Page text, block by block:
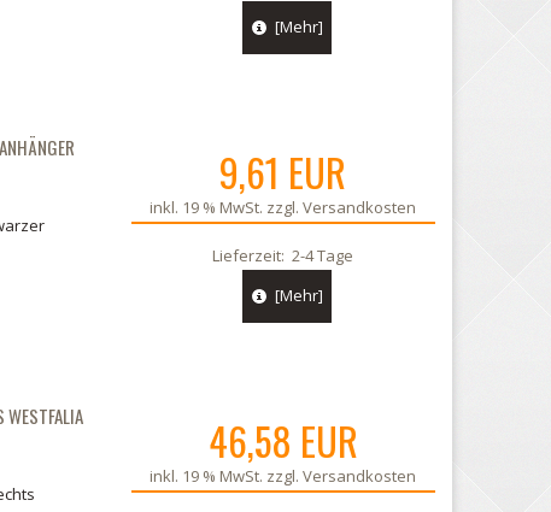
[Mehr]
9,61 EUR
inkl. 19 % MwSt. zzgl.Versandkosten
Lieferzeit:2-4 Tage
[Mehr]
46,58 EUR
inkl. 19 % MwSt. zzgl.Versandkosten